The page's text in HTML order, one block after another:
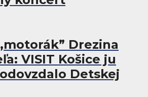
Drezina
VISIT Košice ju
Detskej